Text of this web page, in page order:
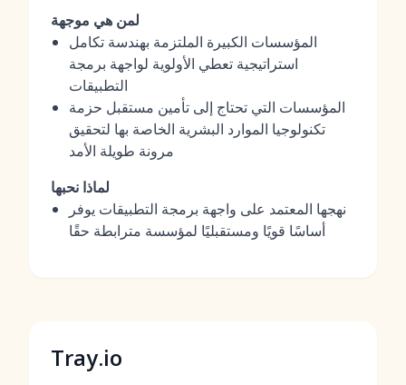
لمن هي موجهة
المؤسسات الكبيرة الملتزمة بهندسة تكامل
استراتيجية تعطي الأولوية لواجهة برمجة
التطبيقات
المؤسسات التي تحتاج إلى تأمين مستقبل حزمة
تكنولوجيا الموارد البشرية الخاصة بها لتحقيق
مرونة طويلة الأمد
لماذا نحبها
نهجها المعتمد على واجهة برمجة التطبيقات يوفر
أساسًا قويًا ومستقبليًا لمؤسسة مترابطة حقًا
Tray.io